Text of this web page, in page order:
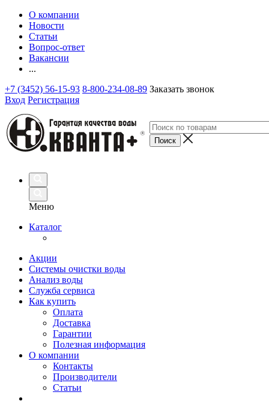
О компании
Новости
Статьи
Вопрос-ответ
Вакансии
...
+7 (3452) 56-15-93 8-800-234-08-89 Заказать звонок
Вход Регистрация
Меню
Каталог
Акции
Системы очистки воды
Анализ воды
Служба сервиса
Как купить
Оплата
Доставка
Гарантии
Полезная информация
О компании
Контакты
Производители
Статьи